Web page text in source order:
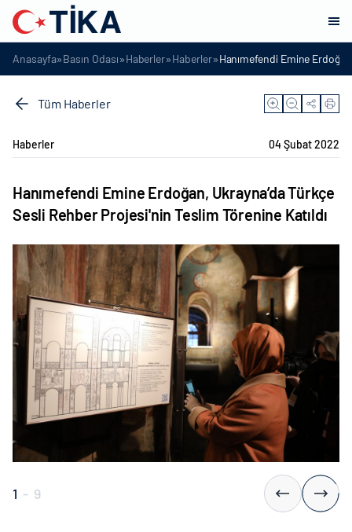
Anasayfa»Basın Odası»Haberler»Haberler»Hanımefendi Emine
Tüm Haberler
Haberler 04 Şubat 2022
Hanımefendi Emine Erdoğan, Ukrayna’da Türkçe
Sesli Rehber Projesi'nin Teslim Törenine Katıldı
1 - 9